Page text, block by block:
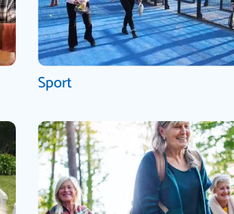
Sport